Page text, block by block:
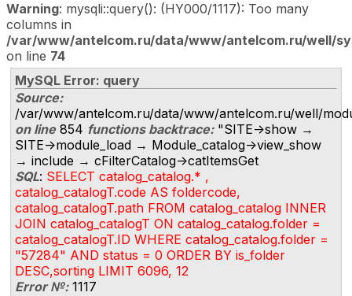
Warning: mysqli::query(): (HY000/1117): Too many
columns in
/var/www/antelcom.ru/data/www/antelcom.ru/well/
on line 74
MySQL Error: query
Source:
/var/www/antelcom.ru/data/www/antelcom.ru/well/
on line854 functions backtrace:"SITE->show →
SITE->module_load → Module_catalog->view_show
→ include → cFilterCatalog->catItemsGet
SQL: SELECT catalog_catalog.* ,
catalog_catalogT.code AS foldercode,
catalog_catalogT.path FROM catalog_catalog INNER
JOIN catalog_catalogT ON catalog_catalog.folder =
catalog_catalogT.ID WHERE catalog_catalog.folder =
"57284" AND status = 0 ORDER BY is_folder
DESC,sorting LIMIT 6096, 12
Error №:1117